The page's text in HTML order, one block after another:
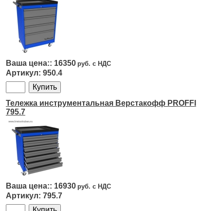
16350
950.4
Тележка инструментальная Верстакофф PROFFI
795.7
16930
795.7